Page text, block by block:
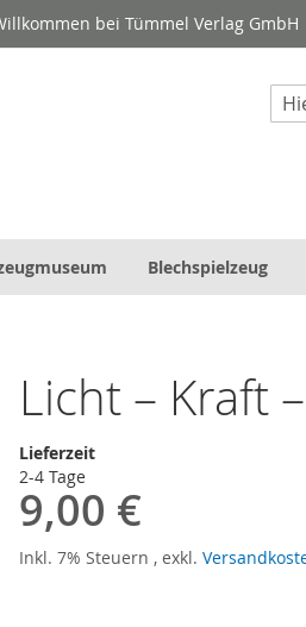
bei Tümmel Verlag GmbH
Blechspielzeug
Licht – Kraft
Lieferzeit
2-4 Tage
9,00 €
Inkl. 7% Steuern , exkl.